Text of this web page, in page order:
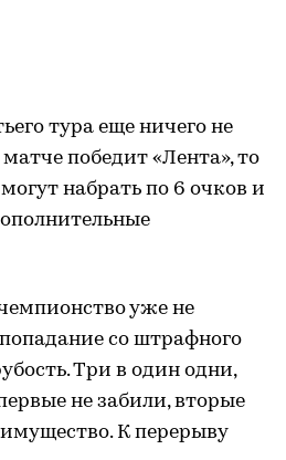
тура еще ничего не
победит «Лента», то
набрать по 6 очков и
уже не
со штрафного
Три в один одни,
не забили, вторые
К перерыву